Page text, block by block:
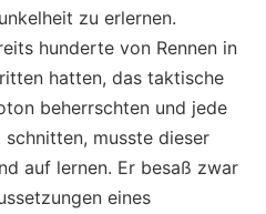
zu erlernen.
hunderte von Rennen in
hatten, das taktische
beherrschten und jede
musste dieser
auf lernen. Er besaß zwar
eines